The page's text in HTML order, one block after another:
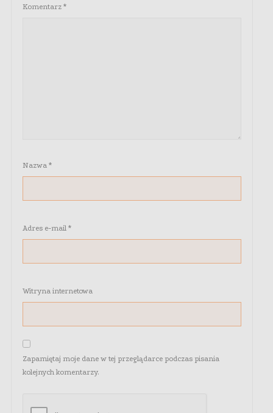
Komentarz *
Nazwa *
Adres e-mail *
Witryna internetowa
Zapamiętaj moje dane w tej przeglądarce podczas pisania
kolejnych komentarzy.